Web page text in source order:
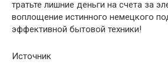
тратьте лишние деньги на счета за
воплощение истинного немецкого
эффективной бытовой техники!
Источник